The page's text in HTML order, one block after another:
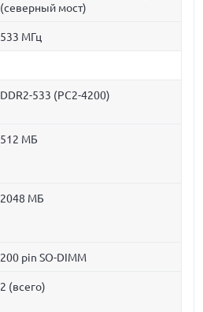
(северный мост)
533 МГц
DDR2-533 (PC2-4200)
512 МБ
2048 МБ
200 pin SO-DIMM
2 (всего)